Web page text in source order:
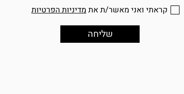
קראתי ואני מאשר/ת אתמדיניות הפרטיות
שליחה